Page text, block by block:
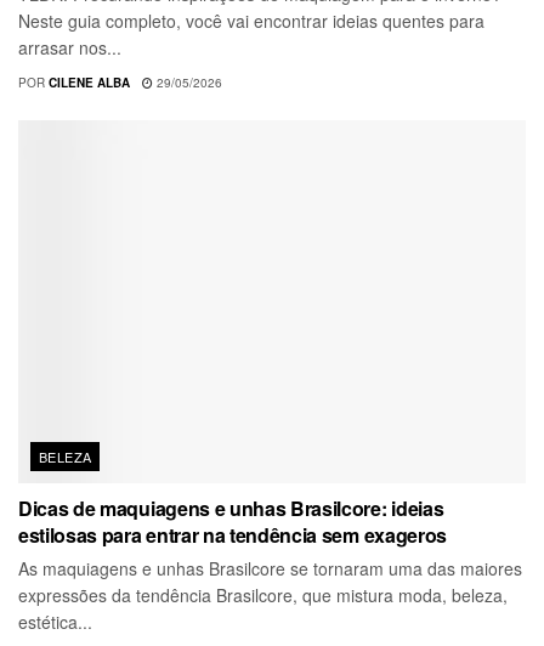
Neste guia completo, você vai encontrar ideias quentes para
arrasar nos...
POR CILENE ALBA 29/05/2026
BELEZA
Dicas de maquiagens e unhas Brasilcore: ideias
estilosas para entrar na tendência sem exageros
As maquiagens e unhas Brasilcore se tornaram uma das maiores
expressões da tendência Brasilcore, que mistura moda, beleza,
estética...